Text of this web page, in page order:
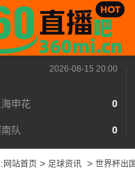
2026-08-15 20:00
海申花 0
队 0
网站首页 > 足球资讯 > 世界杯出